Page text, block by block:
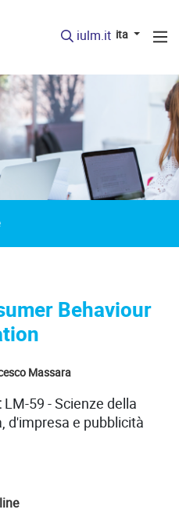
iulm.it ita
Behaviour
Massara
LM-59 - Scienze della
d'impresa e pubblicità